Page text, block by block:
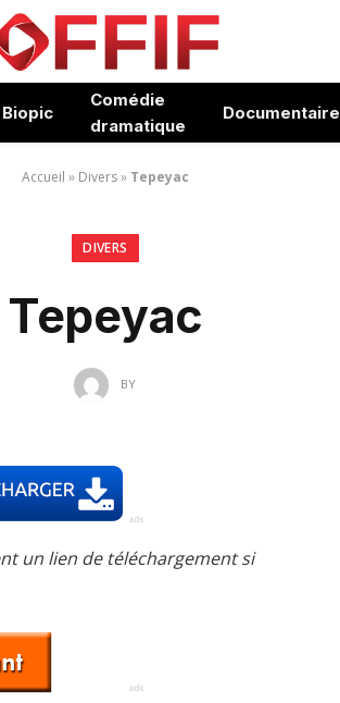
Biopic
Comédie
dramatique
Documentaire
Accueil » Divers» Tepeyac
DIVERS
Tepeyac
BY
un lien de téléchargement si